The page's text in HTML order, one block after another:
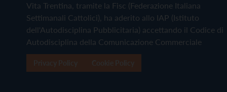
Vita Trentina, tramite la Fisc (Federazione Italiana
Settimanali Cattolici), ha aderito allo IAP (Istituto
dell'Autodisciplina Pubblicitaria) accettando il Codice di
Autodisciplina della Comunicazione Commerciale